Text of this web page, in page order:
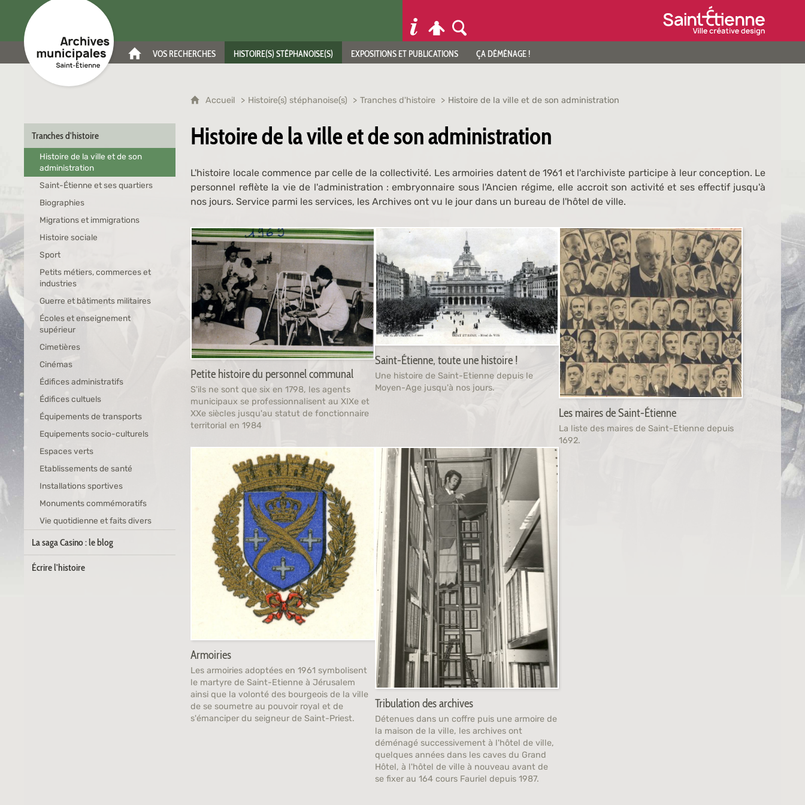
Archives municipales de Saint-Étienne
ACCUEIL
VOS RECHERCHES HISTOIRE(S) STÉPHANOISE(S) EXPOSITIONS ET PUBLICATIONS ÇA DÉMÉNAGE !
Tranches d'histoire
Histoire de la ville et de son
administration
Saint-Étienne et ses quartiers
Biographies
Migrations et immigrations
Histoire sociale
Sport
Petits métiers, commerces et
industries
Guerre et bâtiments militaires
Écoles et enseignement
supérieur
Cimetières
Cinémas
Édifices administratifs
Édifices cultuels
Équipements de transports
Equipements socio-culturels
Espaces verts
Etablissements de santé
Installations sportives
Monuments commémoratifs
Vie quotidienne et faits divers
La saga Casino : le blog
Écrire l'histoire
Accueil Histoire(s) stéphanoise(s) Tranches d'histoire Histoire de la ville et de son administration
Histoire de la ville et de son administration
L'histoire locale commence par celle de la collectivité. Les armoiries datent de 1961 et l'archiviste participe à leur conception. Le
personnel reflète la vie de l'administration : embryonnaire sous l'Ancien régime, elle accroit son activité et ses effectif jusqu'à
nos jours. Service parmi les services, les Archives ont vu le jour dans un bureau de l'hôtel de ville.
Petite histoire du personnel communal
S'ils ne sont que six en 1798, les agents
municipaux se professionnalisent au XIXe et
XXe siècles jusqu'au statut de fonctionnaire
territorial en 1984
Saint-Étienne, toute une histoire !
Une histoire de Saint-Etienne depuis le
Moyen-Age jusqu'à nos jours.
Les maires de Saint-Étienne
La liste des maires de Saint-Etienne depuis
1692.
Armoiries
Les armoiries adoptées en 1961 symbolisent
le martyre de Saint-Etienne à Jérusalem
ainsi que la volonté des bourgeois de la ville
de se soumetre au pouvoir royal et de
s'émanciper du seigneur de Saint-Priest.
Tribulation des archives
Détenues dans un coffre puis une armoire de
la maison de la ville, les archives ont
déménagé successivement à l'hôtel de ville,
quelques années dans les caves du Grand
Hôtel, à l'hôtel de ville à nouveau avant de
se fixer au 164 cours Fauriel depuis 1987.